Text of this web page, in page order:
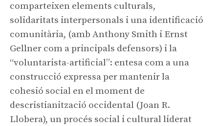
comparteixen elements culturals,
solidaritats interpersonals i una identificació
comunitària, (amb Anthony Smith i Ernst
Gellner com a principals defensors) i la
“voluntarista-artificial”: entesa com a una
construcció expressa per mantenir la
cohesió social en el moment de
descristianització occidental (Joan R.
Llobera), un procés social i cultural liderat